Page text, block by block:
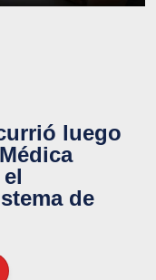
luego
de